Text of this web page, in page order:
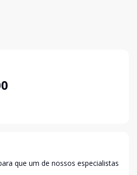
que um de nossos especialistas